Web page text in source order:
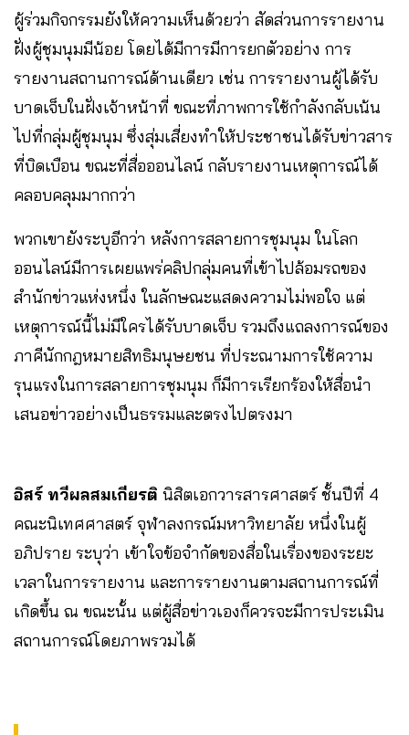
ผู้ร่วมกิจกรรมยังให้ความเห็นด้วยว่า สัดส่วนการรายงาน
ฝั่งผู้ชุมนุมมีน้อย โดยได้มีการมีการยกตัวอย่าง การ
รายงานสถานการณ์ด้านเดียว เช่น การรายงานผู้ได้รับ
บาดเจ็บในฝั่งเจ้าหน้าที่ ขณะที่ภาพการใช้กำลังกลับเน้น
ไปที่กลุ่มผู้ชุมนุม ซึ่งสุ่มเสี่ยงทำให้ประชาชนได้รับข่าวสาร
ที่บิดเบือน ขณะที่สื่อออนไลน์ กลับรายงานเหตุการณ์ได้
คลอบคลุมมากกว่า
พวกเขายังระบุอีกว่า หลังการสลายการชุมนุม ในโลก
ออนไลน์มีการเผยแพร่คลิปกลุ่มคนที่เข้าไปล้อมรถของ
สำนักข่าวแห่งหนึ่ง ในลักษณะแสดงความไม่พอใจ แต่
เหตุการณ์นี้ไม่มีใครได้รับบาดเจ็บ รวมถึงแถลงการณ์ของ
ภาคีนักกฎหมายสิทธิมนุษยชน ที่ประณามการใช้ความ
รุนแรงในการสลายการชุมนุม ก็มีการเรียกร้องให้สื่อนำ
เสนอข่าวอย่างเป็นธรรมและตรงไปตรงมา
อิสร์ ทวีผลสมเกียรติ นิสิตเอกวารสารศาสตร์ ชั้นปีที่ 4
คณะนิเทศศาสตร์ จุฬาลงกรณ์มหาวิทยาลัย หนึ่งในผู้
อภิปราย ระบุว่า เข้าใจข้อจำกัดของสื่อในเรื่องของระยะ
เวลาในการรายงาน และการรายงานตามสถานการณ์ที่
เกิดขึ้น ณ ขณะนั้น แต่ผู้สื่อข่าวเองก็ควรจะมีการประเมิน
สถานการณ์โดยภาพรวมได้